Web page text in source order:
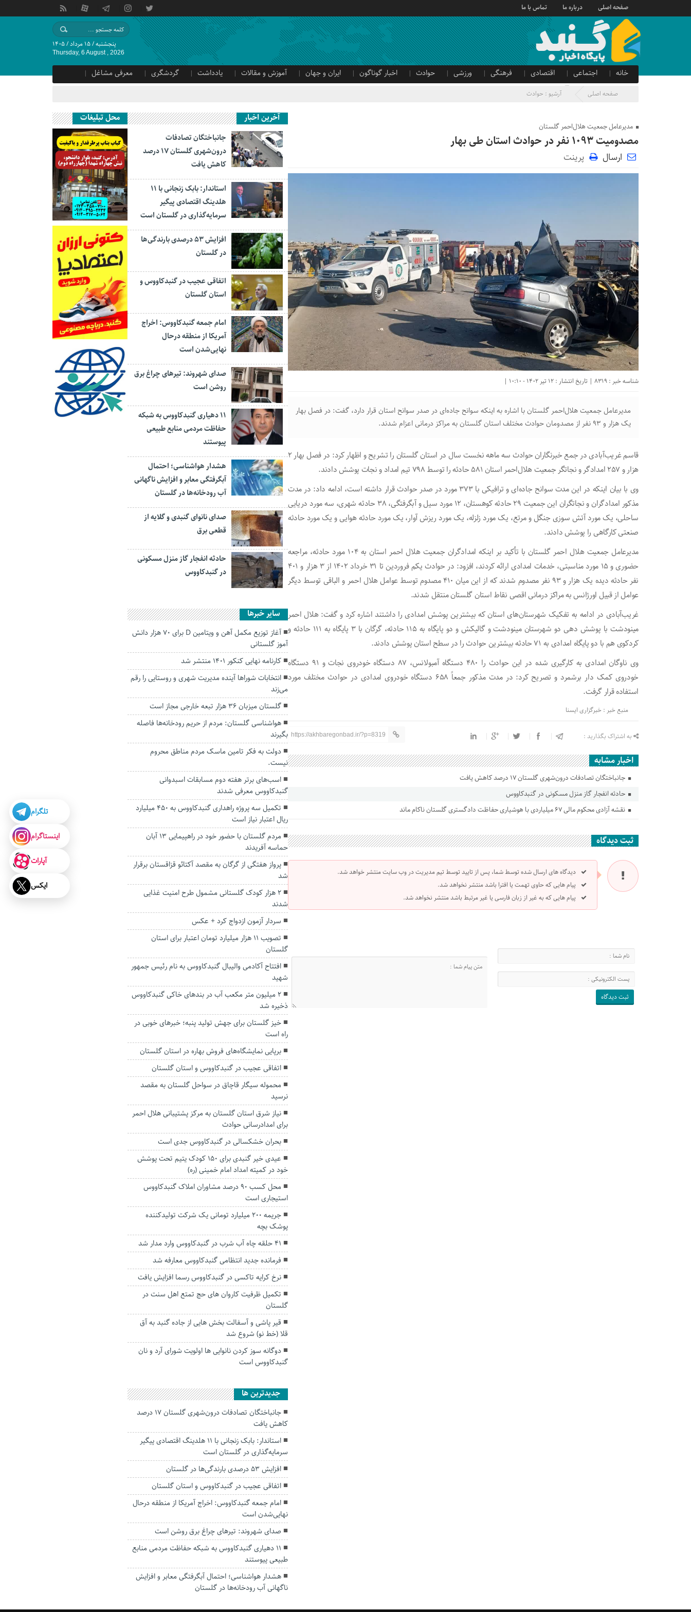
صفحه اصلی درباره ما تماس با ما
پنجشنبه / ۱۵ مرداد / ۱۴۰۵
Thursday, 6 August , 2026
خانه اجتماعی اقتصادی فرهنگی ورزشی حوادث اخبار گوناگون ایران و جهان آموزش و مقالات یادداشت گردشگری
معرفی مشاغل
صدای شهروند
آگهی دولتی صفحه اصلی آرشیو :حوادث
مدیرعامل جمعیت هلال‌احمر گلستان
مصدومیت ۱۰۹۳ نفر در حوادث استان طی بهار
ارسال پرینت
شناسه خبر : 8319 | تاریخ انتشار : 12 تیر 1402 - 10:10 |
مدیرعامل جمعیت هلال‌احمر گلستان با اشاره به اینکه سوانح جاده‌ای در صدر سوانح استان قرار دارد، گفت: در فصل بهار
یک هزار و ۹۳ نفر از مصدومان حوادث مختلف استان گلستان به مراکز درمانی اعزام شدند.
قاسم غریب‌آبادی در جمع خبرنگاران حوادث سه ماهه نخست سال در استان گلستان را تشریح و اظهار کرد: در فصل بهار ۲
هزار و ۲۵۷ امدادگر و نجاتگر جمعیت هلال‌احمر استان ۵۸۱ حادثه را توسط ۷۹۸ تیم امداد و نجات پوشش دادند.
وی با بیان اینکه در این مدت سوانح جاده‌ای و ترافیکی با ۳۷۳ مورد در صدر حوادث قرار داشته است، ادامه داد: در مدت
مذکور امدادگران و نجاتگران این جمعیت ۲۹ حادثه کوهستان، ۱۲ مورد سیل و آبگرفتگی، ۳۸ حادثه شهری، سه مورد دریایی
ساحلی، یک مورد آتش سوزی جنگل و مرتع، یک مورد زلزله، یک مورد ریزش آوار، یک مورد حادثه هوایی و یک مورد حادثه
صنعتی کارگاهی را پوشش دادند.
مدیرعامل جمعیت هلال احمر گلستان با تأکید بر اینکه امدادگران جمعیت هلال احمر استان به ۱۰۴ مورد حادثه، مراجعه
حضوری و ۱۵ مورد مناسبتی، خدمات امدادی ارائه کردند، افزود: در حوادث یکم فروردین تا ۳۱ خرداد ۱۴۰۲ از ۳ هزار و ۴۰۱
نفر حادثه دیده یک هزار و ۹۳ نفر مصدوم شدند که از این میان ۴۱۰ مصدوم توسط عوامل هلال احمر و الباقی توسط دیگر
عوامل از قبیل اورژانس به مراکز درمانی اقصی نقاط استان گلستان منتقل شدند.
غریب‌آبادی در ادامه به تفکیک شهرستان‌های استان که بیشترین پوشش امدادی را داشتند اشاره کرد و گفت: هلال احمر
مینودشت با پوشش دهی دو شهرستان مینودشت و گالیکش و دو پایگاه به ۱۱۵ حادثه، گرگان با ۳ پایگاه به ۱۱۱ حادثه و
کردکوی هم با دو پایگاه امدادی به ۷۱ حادثه بیشترین حوادث را در سطح استان پوشش دادند.
وی ناوگان امدادی به کارگیری شده در این حوادث را ۴۸۰ دستگاه آمبولانس، ۸۷ دستگاه خودروی نجات و ۹۱ دستگاه
خودروی کمک دار برشمرد و تصریح کرد: در مدت مذکور جمعاً ۶۵۸ دستگاه خودروی امدادی در حوادث مختلف مورد
استفاده قرار گرفت.
منبع خبر : خبرگزاری ایسنا
به اشتراک بگذارید : https://akhbaregonbad.ir/?p=8319
اخبار مشابه
جانباختگان تصادفات درون‌شهری گلستان ۱۷ درصد کاهش یافت
حادثه انفجار گاز منزل مسکونی در گنبدکاووس
نقشه آزادی محکوم مالی ۶۷ میلیاردی با هوشیاری حفاظت دادگستری گلستان ناکام ماند
ثبت دیدگاه
دیدگاه های ارسال شده توسط شما، پس از تایید توسط تیم مدیریت در وب سایت منتشر خواهد شد.
پیام هایی که حاوی تهمت یا افترا باشد منتشر نخواهد شد.
پیام هایی که به غیر از زبان فارسی یا غیر مرتبط باشد منتشر نخواهد شد.
آخرین اخبار
جانباختگان تصادفات
درون‌شهری گلستان ۱۷ درصد
کاهش یافت
استاندار: بابک زنجانی با ۱۱
هلدینگ اقتصادی پیگیر
سرمایه‌گذاری در گلستان است
افزایش ۵۳ درصدی بارندگی‌ها
در گلستان
اتفاقی عجیب در‌ گنبدکاووس و
استان گلستان
امام جمعه گنبدکاووس: اخراج
آمریکا از منطقه درحال
نهایی‌شدن است
صدای شهروند: تیرهای چراغ برق
روشن است
۱۱ دهیاری گنبدکاووس به شبکه
حفاظت مردمی منابع طبیعی
پیوستند
هشدار هواشناسی؛ احتمال
آبگرفتگی معابر و افزایش ناگهانی
آب رودخانه‌ها در گلستان
صدای نانوای گنبدی و گلایه از
قطعی برق
حادثه انفجار گاز منزل مسکونی
در گنبدکاووس
سایر خبرها
آغاز توزیع مکمل آهن و ویتامین D برای ۷۰ هزار دانش
آموز گلستانی
کارنامه نهایی کنکور ۱۴۰۱ منتشر شد
انتخابات شوراها آینده مدیریت شهری و روستایی را رقم
می‌زند
گلستان میزبان ۳۶ هزار تبعه خارجی مجاز است
هواشناسی گلستان: مردم از حریم رودخانه‌ها فاصله
بگیرند
دولت به فکر تامین ماسک مردم مناطق محروم
نیست.
اسب‌های برتر هفته دوم مسابقات اسبدوانی
گنبدکاووس معرفی شدند
تکمیل سه پروژه‌ راهداری گنبدکاووس به ۴۵۰ میلیارد
ریال اعتبار نیاز است
مردم گلستان با حضور خود در راهپیمایی ۱۳ آبان
حماسه آفریدند
پرواز هفتگی از گرگان به مقصد آکتائو قزاقستان برقرار
شد
۲ هزار کودک گلستانی مشمول طرح امنیت غذایی
شدند
سردار آزمون ازدواج کرد + عکس
تصویب ۱۱ هزار میلیارد تومان اعتبار برای استان
گلستان
افتتاح آکادمی والیبال گنبدکاووس به نام رئیس جمهور
شهید
۲ میلیون متر مکعب آب در بندهای خاکی گنبدکاووس
ذخیره شد
خیز گلستان برای جهش تولید پنبه؛ خبرهای خوبی در
راه است
برپایی نمایشگاه‌های فروش بهاره در استان گلستان
اتفاقی عجیب در‌ گنبدکاووس و استان گلستان
محموله سیگار قاچاق در سواحل گلستان به مقصد
نرسید
نیاز شرق استان گلستان به مرکز پشتیبانی هلال احمر
برای امدادرسانی حوادث
بحران خشکسالی در گنبدکاووس جدی است
عیدی خیر گنبدی برای ۱۵۰ کودک یتیم تحت پوشش
خود در کمیته امداد امام خمینی (ره)
محل کسب ۹۰ درصد مشاوران املاک گنبدکاووس
استیجاری است
جریمه ۲۰۰ میلیارد تومانی یک شرکت تولیدکننده
پوشک بچه
۴۱ حلقه چاه آب شرب در گنبدکاووس وارد مدار شد
فرمانده جدید انتظامی گنبدکاووس معارفه شد
نرخ کرایه تاکسی در گنبدکاووس رسما افزایش یافت
تکمیل ظرفیت کاروان های حج تمتع اهل سنت در
گلستان
قیر پاشی و آسفالت بخش هایی از جاده گنبد به آق
قلا (خط نو) شروع شد
دوگانه سوز کردن نانوایی ها اولویت شورای آرد و نان
گنبدکاووس است
جديدترين ها
جانباختگان تصادفات درون‌شهری گلستان ۱۷ درصد
کاهش یافت
استاندار: بابک زنجانی با ۱۱ هلدینگ اقتصادی پیگیر
سرمایه‌گذاری در گلستان است
افزایش ۵۳ درصدی بارندگی‌ها در گلستان
اتفاقی عجیب در‌ گنبدکاووس و استان گلستان
امام جمعه گنبدکاووس: اخراج آمریکا از منطقه درحال
نهایی‌شدن است
صدای شهروند: تیرهای چراغ برق روشن است
۱۱ دهیاری گنبدکاووس به شبکه حفاظت مردمی منابع
طبیعی پیوستند
هشدار هواشناسی؛ احتمال آبگرفتگی معابر و افزایش
ناگهانی آب رودخانه‌ها در گلستان
محل تبلیغات
تلگرام
اینستاگرام
آپارات
ایکس